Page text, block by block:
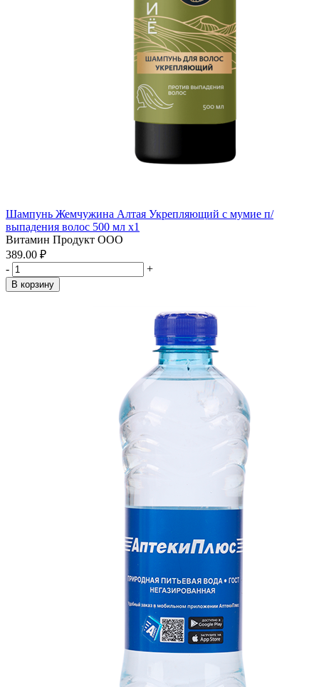
Шампунь Жемчужина Алтая Укрепляющий с мумие п/
выпадения волос 500 мл x1
Витамин Продукт ООО
389.00 ₽
-
+
В корзину